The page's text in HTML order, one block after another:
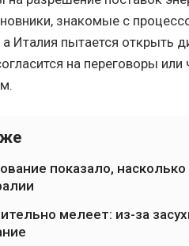
знакомые с
а Италия пытается открыть
на переговоры
показало,
мелеет: из-за